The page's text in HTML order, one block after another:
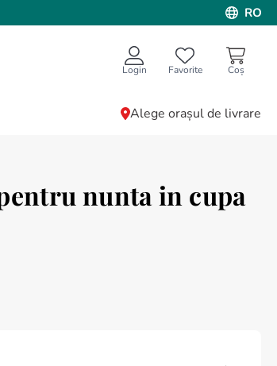
RO
Login Favorite
Alege orașul de livrare
nunta in cupa